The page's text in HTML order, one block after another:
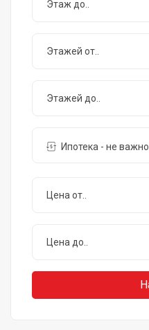
Ипотека - не важно